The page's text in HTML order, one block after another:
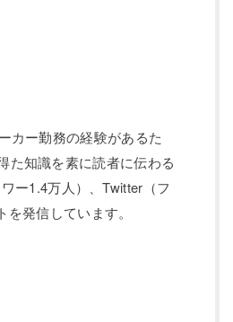
カー勤務の経験があるた
た知識を素に読者に伝わる
ー1.4万人）、Twitter（フ
発信しています。